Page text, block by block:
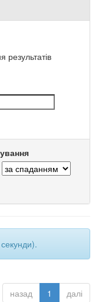
результатів
назад 1 далі